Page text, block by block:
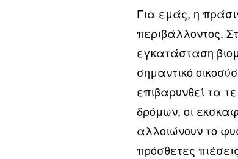
Για εμάς, η
περιβάλλοντος.
εγκατάσταση
σημαντικό
επιβαρυνθεί τα
δρόμων, οι
αλλοιώνουν το
πρόσθετες